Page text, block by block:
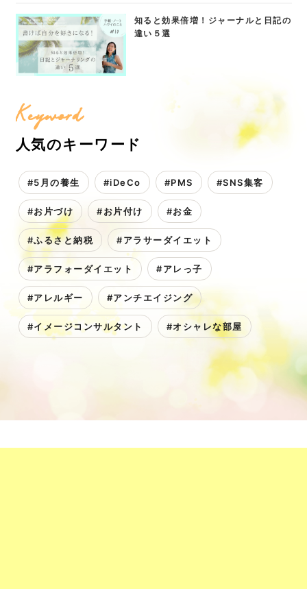
知ると効果倍増！ジャーナルと日記の
違い５選
Keyword
人気のキーワード
#5月の養生 #iDeCo #PMS #SNS集客
#お片づけ #お片付け #お金
#ふるさと納税 #アラサーダイエット
#アラフォーダイエット #アレっ子
#アレルギー #アンチエイジング
#イメージコンサルタント #オシャレな部屋